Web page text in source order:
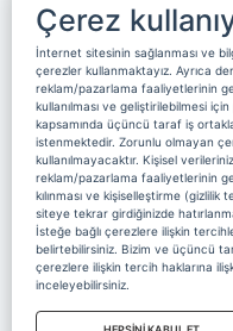
Tenis
Video Liste
Foto Galeriler
Üyelik Yayın Akışı
Künye ve İletişim
Çerez Yönetimi
Veri
Nereden İzlerim
Copyright 2020 Digiturk Bu
Çerez
İnternet sitesinin sağlanması ve
çerezler kullanmaktayız. Ayrıca
reklam/pazarlama faaliyetlerinin
kullanılması ve geliştirilebilmesi
kapsamında üçüncü taraf iş
istenmektedir. Zorunlu olmayan
kullanılmayacaktır. Kişisel
reklam/pazarlama faaliyetlerinin
kılınması ve kişiselleştirme
siteye tekrar girdiğinizde
İsteğe bağlı çerezlere ilişkin
belirtebilirsiniz. Bizim ve üçüncü
çerezlere ilişkin tercih haklarına
inceleyebilirsiniz.